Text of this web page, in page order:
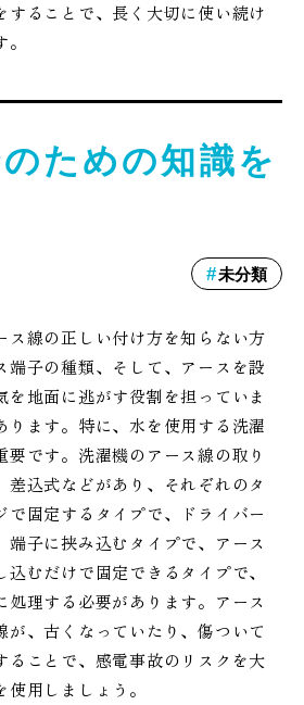
ることで、長く大切に使い続け
ための知識を
未分類
線の正しい付け方を知らない方
子の種類、そして、アースを設
地面に逃がす役割を担っていま
ます。特に、水を使用する洗濯
です。洗濯機のアース線の取り
込式などがあり、それぞれのタ
固定するタイプで、ドライバー
子に挟み込むタイプで、アース
むだけで固定できるタイプで、
理する必要があります。アース
、古くなっていたり、傷ついて
ことで、感電事故のリスクを大
用しましょう。